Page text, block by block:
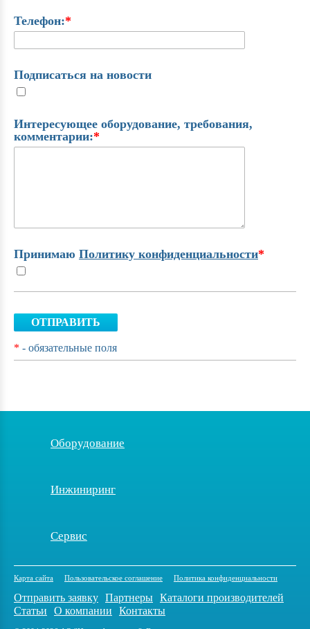
Телефон:*
Подписаться на новости
Интересующее оборудование, требования,
комментарии:*
Принимаю Политику конфиденциальности*
ОТПРАВИТЬ
* - обязательные поля
Оборудование
Инжиниринг
Сервис
Карта сайта Пользовательское соглашение Политика конфиденциальности
Отправить заявку Партнеры Каталоги производителей
Статьи
О компании Контакты